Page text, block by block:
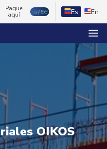
Pague
aquí
Es En
OIKOS